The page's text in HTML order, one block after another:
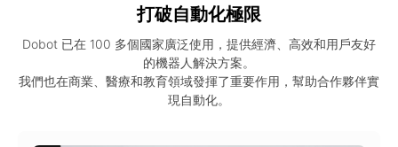
打破自動化極限
Dobot 已在 100 多個國家廣泛使用，提供經濟、高效和用戶友好
的機器人解決方案。
我們也在商業、醫療和教育領域發揮了重要作用，幫助合作夥伴實
現自動化。